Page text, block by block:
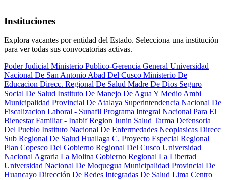
Instituciones
Explora vacantes por entidad del Estado. Selecciona una institución
para ver todas sus convocatorias activas.
Poder Judicial Ministerio Publico-Gerencia General Universidad
Nacional De San Antonio Abad Del Cusco Ministerio De
Educacion Direcc. Regional De Salud Madre De Dios Seguro
Social De Salud Instituto De Manejo De Agua Y Medio Ambi
Municipalidad Provincial De Atalaya Superintendencia Nacional De
Fiscalizacion Laboral - Sunafil Programa Integral Nacional Para El
Bienestar Familiar - InabifRegion Junin Salud Tarma Defensoria
Del Pueblo Instituto Nacional De Enfermedades Neoplasicas Direcc
Sub Regional De Salud Huallaga C. Proyecto Especial Regional
Plan Copesco Del Gobierno Regional Del Cusco Universidad
Nacional Agraria La Molina Gobierno Regional La Libertad
Universidad Nacional De Moquegua Municipalidad Provincial De
Huancayo Dirección De Redes Integradas De Salud Lima Centro